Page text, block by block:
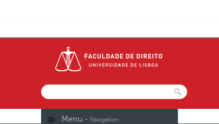
Menu - Navigation